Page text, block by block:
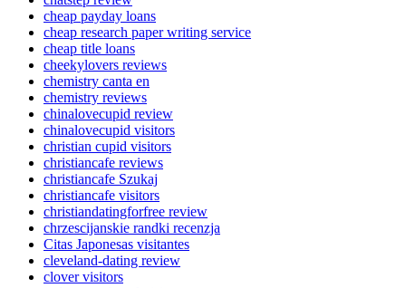
cheap payday loans
cheap research paper writing service
cheap title loans
cheekylovers reviews
chemistry canta en
chemistry reviews
chinalovecupid review
chinalovecupid visitors
christian cupid visitors
christiancafe reviews
christiancafe Szukaj
christiancafe visitors
christiandatingforfree review
chrzescijanskie randki recenzja
Citas Japonesas visitantes
cleveland-dating review
clover visitors